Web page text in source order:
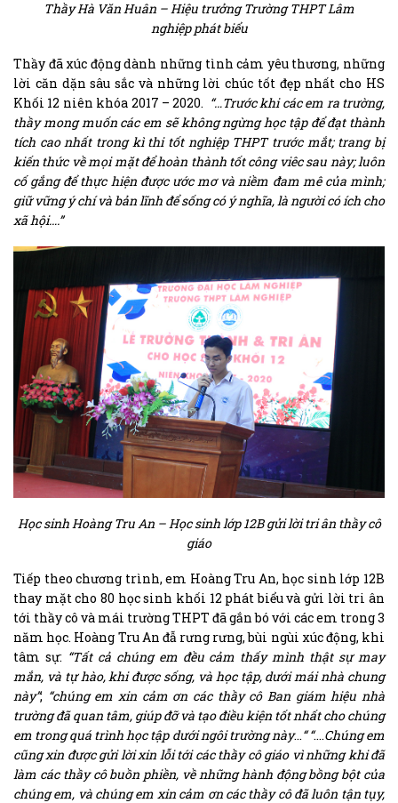
Thầy Hà Văn Huân – Hiệu trưởng Trường THPT Lâm
nghiệp phát biểu
Thầy đã xúc động dành những tình cảm yêu thương, những
lời căn dặn sâu sắc và những lời chúc tốt đẹp nhất cho HS
Khối 12 niên khóa 2017 – 2020. “…Trước khi các em ra trường,
thầy mong muốn các em sẽ không ngừng học tập để đạt thành
tích cao nhất trong kì thi tốt nghiệp THPT trước mắt; trang bị
kiến thức về mọi mặt để hoàn thành tốt công viêc sau này; luôn
cố gắng để thực hiện được ước mơ và niềm đam mê của mình;
giữ vững ý chí và bản lĩnh để sống có ý nghĩa, là người có ích cho
xã hội….”
Học sinh Hoàng Tru An – Học sinh lớp 12B gửi lời tri ân thầy cô
giáo
Tiếp theo chương trình, em Hoàng Tru An, học sinh lớp 12B
thay mặt cho 80 học sinh khối 12 phát biểu và gửi lời tri ân
tới thầy cô và mái trường THPT đã gắn bó với các em trong 3
năm học. Hoàng Tru An đẫ rưng rưng, bùi ngùi xúc động, khi
tâm sự: “Tất cả chúng em đều cảm thấy mình thật sự may
mắn, và tự hào, khi được sống, và học tập, dưới mái nhà chung
này”; “chúng em xin cảm ơn các thầy cô Ban giám hiệu nhà
trường đã quan tâm, giúp đỡ và tạo điều kiện tốt nhất cho chúng
em trong quá trình học tập dưới ngôi trường này…““….Chúng em
cũng xin được gửi lời xin lỗi tới các thầy cô giáo vì những khi đã
làm các thầy cô buồn phiền, về những hành động bồng bột của
chúng em, và chúng em xin cảm ơn các thầy cô đã luôn tận tụy,